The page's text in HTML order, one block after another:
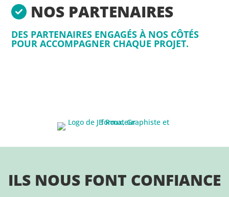
NOS PARTENAIRES
DES PARTENAIRES ENGAGÉS À NOS CÔTÉS
POUR ACCOMPAGNER CHAQUE PROJET.
ILS NOUS FONT CONFIANCE